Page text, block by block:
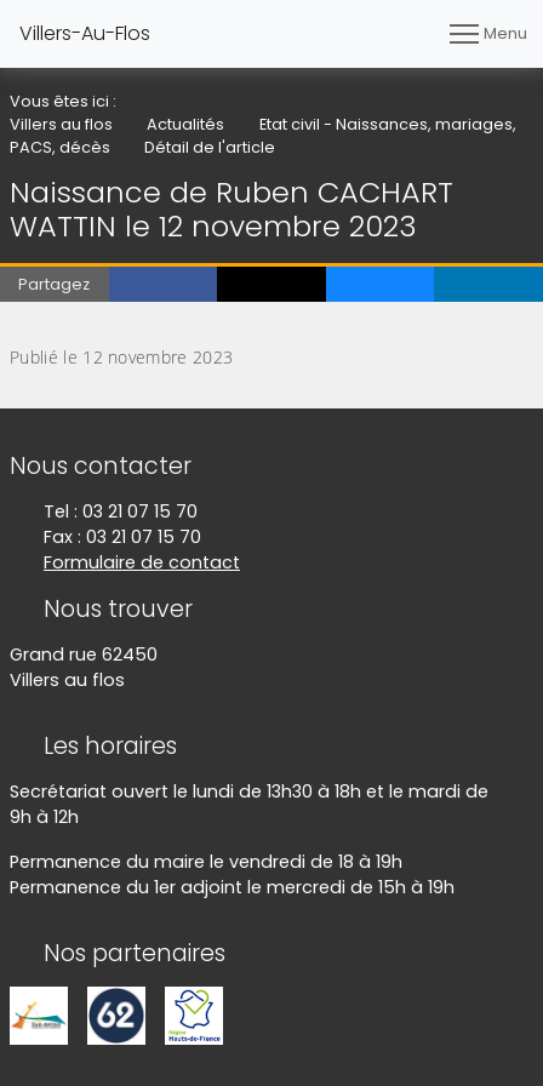
Villers-Au-Flos Menu
Vous êtes ici :
Villers au flos
Actualités
Etat civil - Naissances, mariages,
PACS, décès
Détail de l'article
Naissance de Ruben CACHART
WATTIN le 12 novembre 2023
Partagez
Publié le 12 novembre 2023
Informations de contact
Nous contacter
Tel : 03 21 07 15 70
Fax : 03 21 07 15 70
Formulaire de contact
Nous trouver
Grand rue 62450
Villers au flos
Les horaires
Secrétariat ouvert le lundi de 13h30 à 18h et le mardi de
9h à 12h
Permanence du maire le vendredi de 18 à 19h
Permanence du 1er adjoint le mercredi de 15h à 19h
Nos partenaires